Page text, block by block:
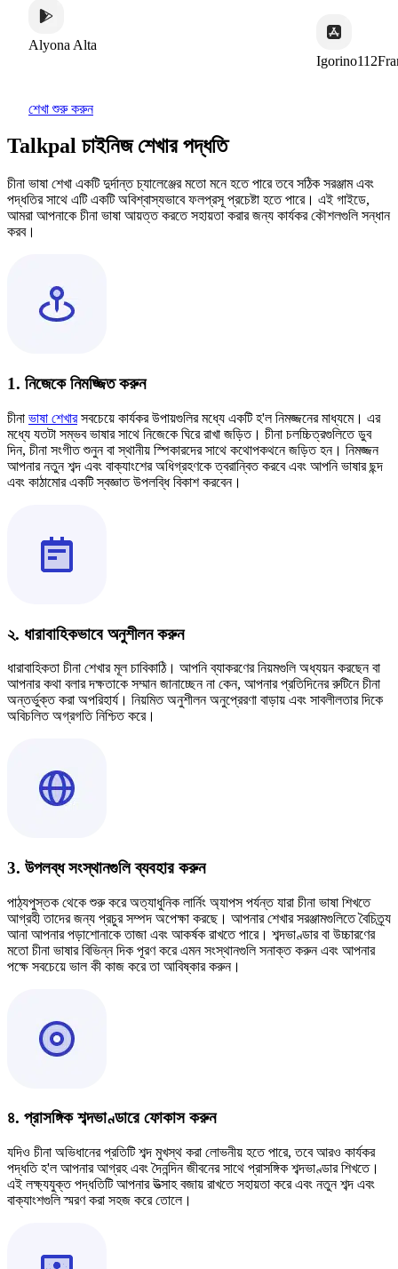
Alyona Alta
Igorino112France
শেখা শুরু করুন
Talkpal চাইনিজ শেখার পদ্ধতি
চীনা ভাষা শেখা একটি দুর্দান্ত চ্যালেঞ্জের মতো মনে হতে পারে তবে সঠিক সরঞ্জাম এবং
পদ্ধতির সাথে এটি একটি অবিশ্বাস্যভাবে ফলপ্রসূ প্রচেষ্টা হতে পারে। এই গাইডে,
আমরা আপনাকে চীনা ভাষা আয়ত্ত করতে সহায়তা করার জন্য কার্যকর কৌশলগুলি সন্ধান
করব।
1. নিজেকে নিমজ্জিত করুন
চীনা ভাষা শেখারসবচেয়ে কার্যকর উপায়গুলির মধ্যে একটি হ'ল নিমজ্জনের মাধ্যমে। এর
মধ্যে যতটা সম্ভব ভাষার সাথে নিজেকে ঘিরে রাখা জড়িত। চীনা চলচ্চিত্রগুলিতে ডুব
দিন, চীনা সংগীত শুনুন বা স্থানীয় স্পিকারদের সাথে কথোপকথনে জড়িত হন। নিমজ্জন
আপনার নতুন শব্দ এবং বাক্যাংশের অধিগ্রহণকে ত্বরান্বিত করবে এবং আপনি ভাষার ছন্দ
এবং কাঠামোর একটি স্বজ্ঞাত উপলব্ধি বিকাশ করবেন।
২. ধারাবাহিকভাবে অনুশীলন করুন
ধারাবাহিকতা চীনা শেখার মূল চাবিকাঠি। আপনি ব্যাকরণের নিয়মগুলি অধ্যয়ন করছেন বা
আপনার কথা বলার দক্ষতাকে সম্মান জানাচ্ছেন না কেন, আপনার প্রতিদিনের রুটিনে চীনা
অন্তর্ভুক্ত করা অপরিহার্য। নিয়মিত অনুশীলন অনুপ্রেরণা বাড়ায় এবং সাবলীলতার দিকে
অবিচলিত অগ্রগতি নিশ্চিত করে।
3. উপলব্ধ সংস্থানগুলি ব্যবহার করুন
পাঠ্যপুস্তক থেকে শুরু করে অত্যাধুনিক লার্নিং অ্যাপস পর্যন্ত যারা চীনা ভাষা শিখতে
আগ্রহী তাদের জন্য প্রচুর সম্পদ অপেক্ষা করছে। আপনার শেখার সরঞ্জামগুলিতে বৈচিত্র্য
আনা আপনার পড়াশোনাকে তাজা এবং আকর্ষক রাখতে পারে। শব্দভাণ্ডার বা উচ্চারণের
মতো চীনা ভাষার বিভিন্ন দিক পূরণ করে এমন সংস্থানগুলি সনাক্ত করুন এবং আপনার
পক্ষে সবচেয়ে ভাল কী কাজ করে তা আবিষ্কার করুন।
৪. প্রাসঙ্গিক শব্দভাণ্ডারে ফোকাস করুন
যদিও চীনা অভিধানের প্রতিটি শব্দ মুখস্থ করা লোভনীয় হতে পারে, তবে আরও কার্যকর
পদ্ধতি হ'ল আপনার আগ্রহ এবং দৈনন্দিন জীবনের সাথে প্রাসঙ্গিক শব্দভাণ্ডার শিখতে।
এই লক্ষ্যযুক্ত পদ্ধতিটি আপনার উত্সাহ বজায় রাখতে সহায়তা করে এবং নতুন শব্দ এবং
বাক্যাংশগুলি স্মরণ করা সহজ করে তোলে।